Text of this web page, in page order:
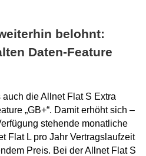
belohnt:
Daten-Feature
die Allnet Flat S Extra
„GB+“. Damit erhöht sich –
stehende monatliche
Flat L pro Jahr Vertragslaufzeit
Preis. Bei der Allnet Flat S